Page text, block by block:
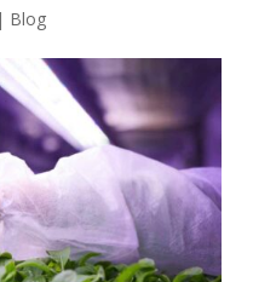
| Blog